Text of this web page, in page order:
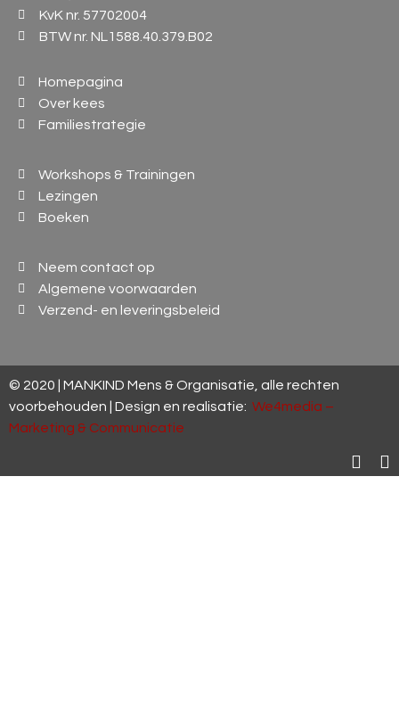
KvK nr. 57702004
BTW nr. NL1588.40.379.B02
Homepagina
Over kees
Familiestrategie
Workshops & Trainingen
Lezingen
Boeken
Neem contact op
Algemene voorwaarden
Verzend- en leveringsbeleid
© 2020 | MANKIND Mens & Organisatie, alle rechten
voorbehouden | Design en realisatie: We4media –
Marketing & Communicatie